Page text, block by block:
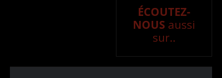
ÉCOUTEZ-
NOUS aussi
sur..